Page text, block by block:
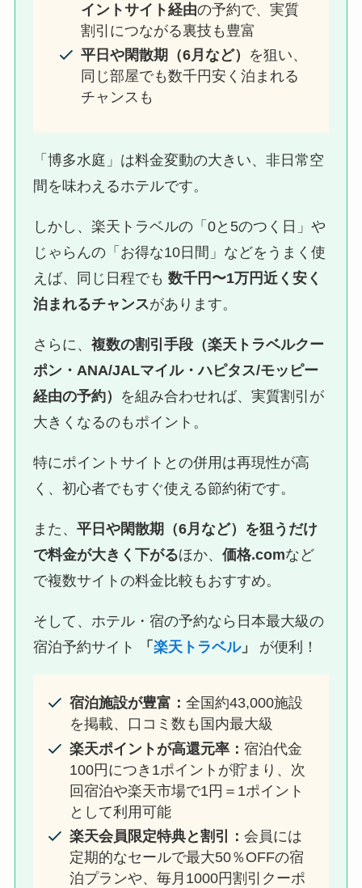
イントサイト経由の予約で、実質
割引につながる裏技も豊富
平日や閑散期（6月など）
を狙い、
同じ部屋でも数千円安く泊まれる
チャンスも
「博多水庭」は料金変動の大きい、非日常空
間を味わえるホテルです。
しかし、楽天トラベルの「0と5のつく日」や
じゃらんの「お得な10日間」などをうまく使
えば、同じ日程でも数千円〜1万円近く安く
泊まれるチャンスがあります。
さらに、複数の割引手段（楽天トラベルクー
ポン・ANA/JALマイル・ハピタス/モッピー
経由の予約） を組み合わせれば、実質割引が
大きくなるのもポイント。
特にポイントサイトとの併用は再現性が高
く、初心者でもすぐ使える節約術です。
また、平日や閑散期（6月など）を狙うだけ
で料金が大きく下がるほか、価格.comなど
で複数サイトの料金比較もおすすめ。
そして、ホテル・宿の予約なら日本最大級の
宿泊予約サイト
「楽天トラベル」 が便利！
宿泊施設が豊富：全国約43,000施設
を掲載、口コミ数も国内最大級
楽天ポイントが高還元率：宿泊代金
100円につき1ポイントが貯まり、次
回宿泊や楽天市場で1円＝1ポイント
として利用可能
楽天会員限定特典と割引：会員には
定期的なセールで最大50％OFFの宿
泊プランや、毎月1000円割引クーポ